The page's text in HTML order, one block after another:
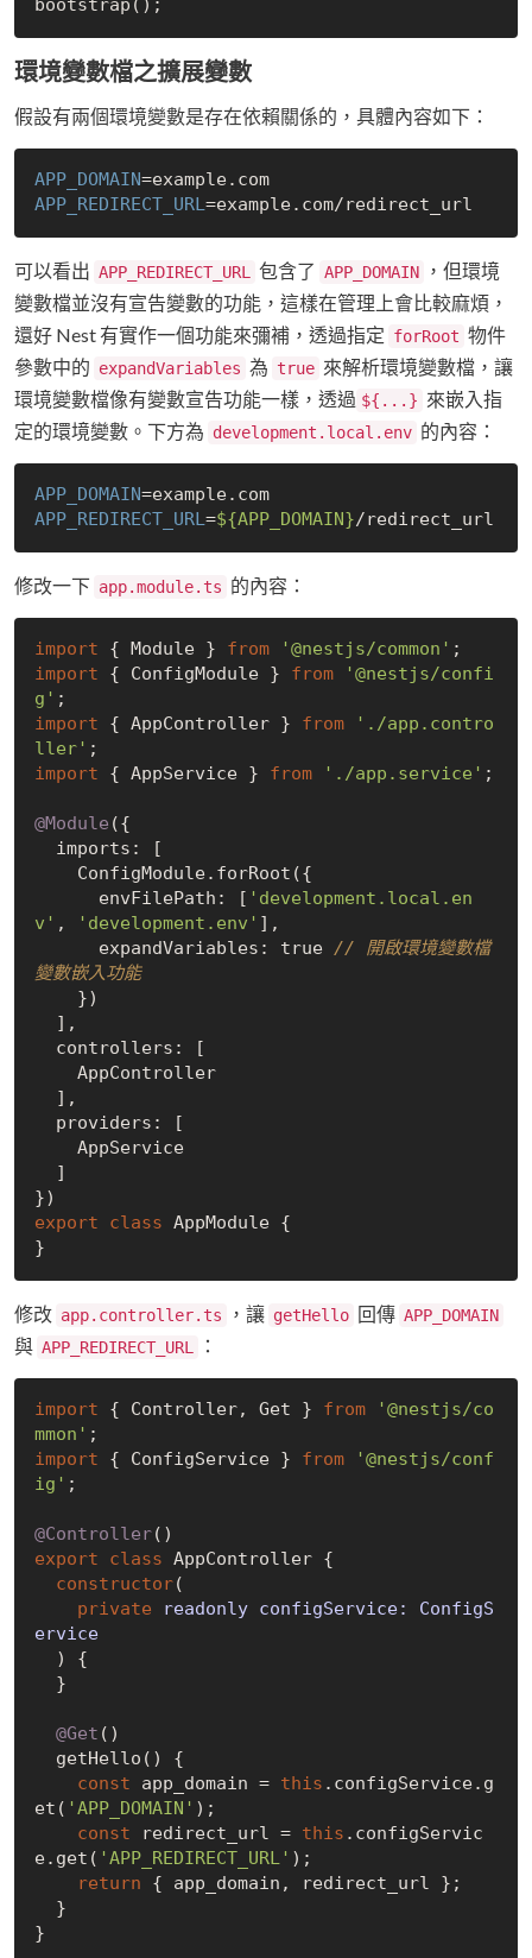
環境變數檔之擴展變數
假設有兩個環境變數是存在依賴關係的，具體內容如下：
APP_DOMAIN
=example.com
APP_REDIRECT_URL
可以看出 APP_REDIRECT_URL 包含了 APP_DOMAIN
，但環境
變數檔並沒有宣告變數的功能，這樣在管理上會比較麻煩，
還好 Nest 有實作一個功能來彌補，透過指定 forRoot 物件
參數中的 expandVariables 為 true 來解析環境變數檔，讓
環境變數檔像有變數宣告功能一樣，透過 ${...} 來嵌入指
定的環境變數。下方為 development.local.env 的內容：
APP_DOMAIN
=example.com
APP_REDIRECT_URL=${APP_DOMAIN}
修改一下 app.module.ts 的內容：
import { Module } from '@nestjs/common'
import { ConfigModule } from
'@nestjs/confi
g'
import { AppController } from
'./app.contro
ller'
import { AppService } from './app.service' ;
@Module ({
      envFilePath: [
'development.local.en
v' , 'development.env' ],
      expandVariables:
true // 開啟環境變數檔
變數嵌入功能
export
class AppModule {
修改 app.controller.ts ，讓 getHello 回傳 APP_DOMAIN
與 APP_REDIRECT_URL ：
import { Controller, Get } from
'@nestjs/co
mmon'
import { ConfigService } from
'@nestjs/conf
ig' ;
@Controller
export
class AppController {
constructor(
private readonly configService: ConfigS
ervice
) {
@Get ()
const app_domain = this .configService.g
et( 'APP_DOMAIN' );
const redirect_url = this .configServic
e.get( 'APP_REDIRECT_URL' );
return { app_domain, redirect_url };